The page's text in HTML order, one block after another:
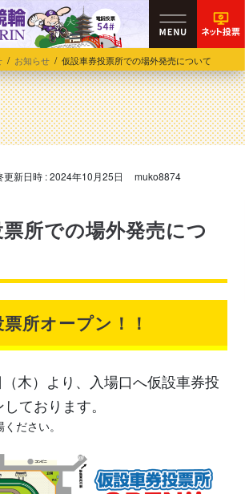
お知らせ 仮設車券投票所での場外発売について
更新日時 :2024年10月25日 muko8874
所での場外発売につ
所オープン！！
木）より、入場口へ仮設車券投
ております。
ださい。